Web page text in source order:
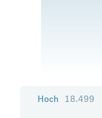
Hoch 18.499